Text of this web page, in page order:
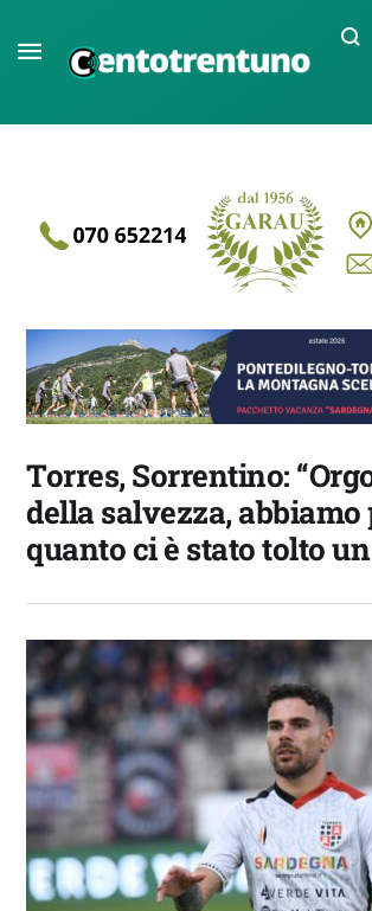
Torres, Sorrentino:
della salvezza, abbiamo
quanto ci è stato tolto un